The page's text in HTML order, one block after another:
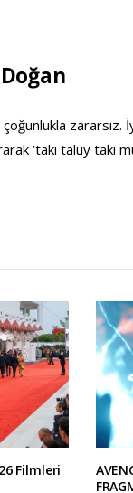
‘takı taluy takı
Filmleri